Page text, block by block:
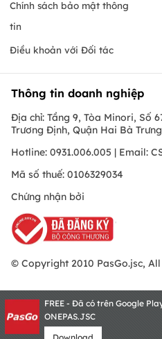
Chính sách bảo mật thông
tin
Điều khoản với Đối tác
Thông tin doanh nghiệp
Địa chỉ: Tầng 9, Tòa Minori, Số
Trương Định, Quận Hai Bà
Hotline: 0931.006.005 | Email:
Mã số thuế: 0106329034
Chứng nhận bởi
© Copyright 2010 PasGo.jsc,
FREE - Đã có trên Google
ONEPAS.JSC